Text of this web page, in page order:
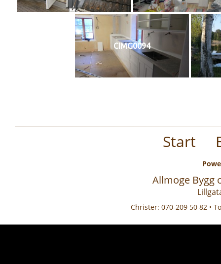
CIMG0094
Start
Allmoge Bygg
Christer: 070-209 50 82 •